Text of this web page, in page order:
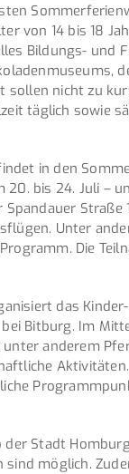
von 14 bis 18
Bildungs- und
sollen nicht zu
täglich sowie
in den
20. bis 24. Juli
Spandauer
Unter
Die
das
Bitburg. Im
anderem
der Stadt
sind möglich.